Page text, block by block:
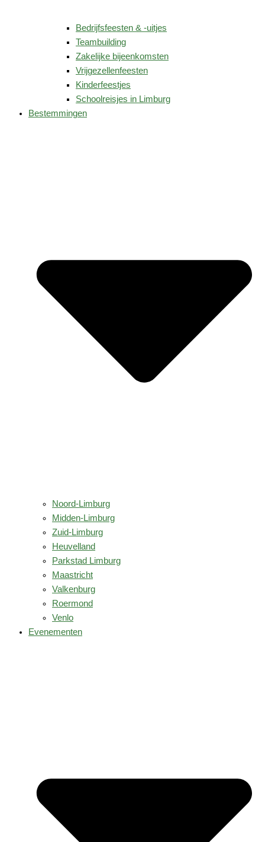
Bedrijfsfeesten & -uitjes
Teambuilding
Zakelijke bijeenkomsten
Vrijgezellenfeesten
Kinderfeestjes
Schoolreisjes in Limburg
Bestemmingen
Noord-Limburg
Midden-Limburg
Zuid-Limburg
Heuvelland
Parkstad Limburg
Maastricht
Valkenburg
Roermond
Venlo
Evenementen